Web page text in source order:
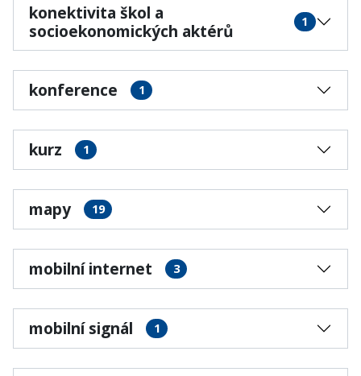
konektivita škol a
socioekonomických aktérů
1
konference 1
kurz 1
mapy 19
mobilní internet 3
mobilní signál 1